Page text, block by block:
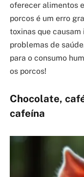
oferecer alimentos
porcos é um erro
toxinas que
problemas de
para o consumo
os porcos!
Chocolate,
cafeína